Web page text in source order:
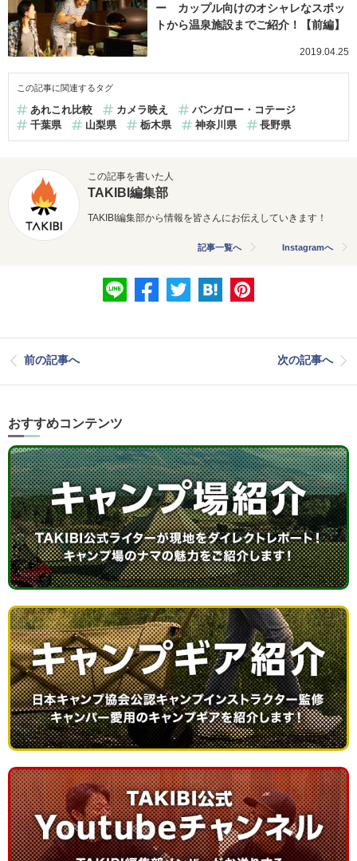
ー カップル向けのオシャレなスポッ
トから温泉施設までご紹介！【前編】
2019.04.25
この記事に関連するタグ
あれこれ比較 カメラ映え
バンガロー・コテージ
千葉県
山梨県 栃木県 神奈川県 長野県
この記事を書いた人
TAKIBI編集部
TAKIBI編集部から情報を皆さんにお伝えしていきます！
記事一覧へ Instagramへ
前の記事へ 次の記事へ
おすすめコンテンツ